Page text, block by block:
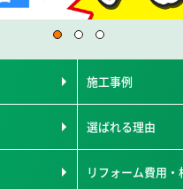
施工事例
選ばれる理由
リフォーム費用・